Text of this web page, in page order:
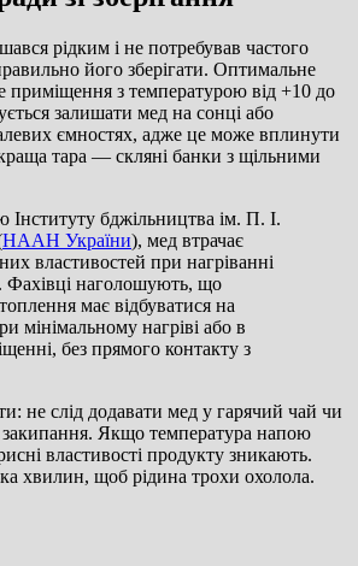
рідким і не потребував частого
його зберігати. Оптимальне
приміщення з температурою від +10 до
залишати мед на сонці або
ємностях, адже це може вплинути
тара — скляні банки з щільними
Інституту бджільництва ім. П. І.
НААН України), мед втрачає
властивостей при нагріванні
Фахівці наголошують, що
має відбуватися на
мінімальному нагріві або в
без прямого контакту з
не слід додавати мед у гарячий чай чи
закипання. Якщо температура напою
властивості продукту зникають.
хвилин, щоб рідина трохи охолола.